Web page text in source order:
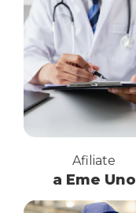
Afiliate
a Eme Uno